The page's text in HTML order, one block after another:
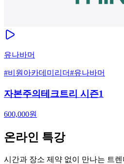
유나바머
#비원아카데미리더#유나바머
자본주의테크트리 시즌1
600,000원
온라인 특강
시간과 장소 제약 없이 만나는 트렌